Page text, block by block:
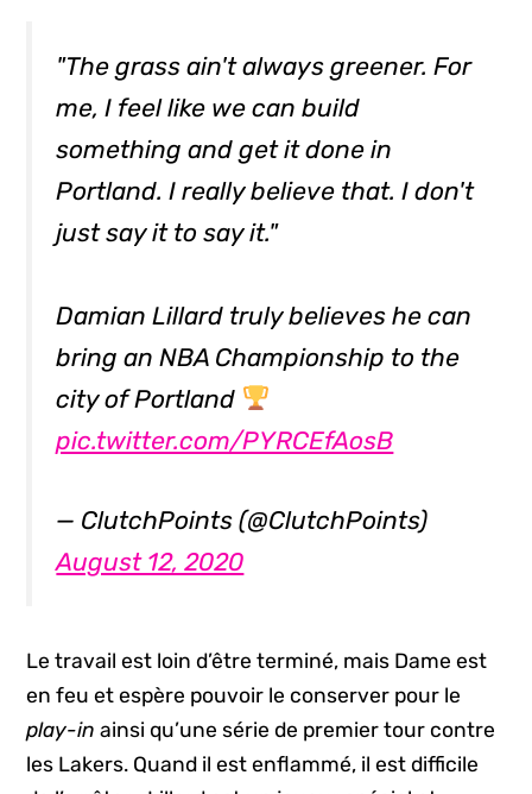
"The grass ain't always greener. For
me, I feel like we can build
something and get it done in
Portland. I really believe that. I don't
just say it to say it."
Damian Lillard truly believes he can
bring an NBA Championship to the
city of Portland
pic.twitter.com/PYRCEfAosB
— ClutchPoints (@ClutchPoints)
August 12, 2020
Le travail est loin d’être terminé, mais Dame est
en feu et espère pouvoir le conserver pour le
play-inainsi qu’une série de premier tour contre
les Lakers. Quand il est enflammé, il est difficile